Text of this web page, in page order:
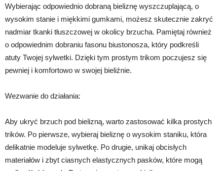
Wybierając odpowiednio dobraną bieliznę wyszczuplającą, o
wysokim stanie i miękkimi gumkami, możesz skutecznie zakryć
nadmiar tkanki tłuszczowej w okolicy brzucha. Pamiętaj również
o odpowiednim dobraniu fasonu biustonosza, który podkreśli
atuty Twojej sylwetki. Dzięki tym prostym trikom poczujesz się
pewniej i komfortowo w swojej bieliźnie.
Wezwanie do działania:
Aby ukryć brzuch pod bielizną, warto zastosować kilka prostych
trików. Po pierwsze, wybieraj bieliznę o wysokim staniku, która
delikatnie modeluje sylwetkę. Po drugie, unikaj obcisłych
materiałów i zbyt ciasnych elastycznych pasków, które mogą